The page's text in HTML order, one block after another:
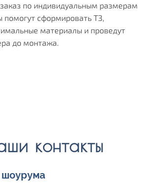
по индивидуальным размерам
помогут сформировать ТЗ,
материалы и проведут
до монтажа.
контакты